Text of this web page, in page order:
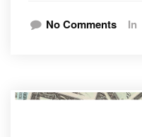
No Comments In